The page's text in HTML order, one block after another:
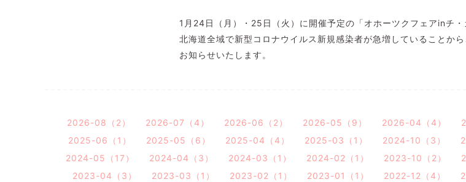
1月24日（月）・25日（火）に開催予定の「オホーツクフェアinチ・
北海道全域で新型コロナウイルス新規感染者が急増していることか
お知らせいたします。
2026-08（2） 2026-07（4） 2026-06（2） 2026-05（9） 2026-04（4）
2025-06（1）
2025-05（6） 2025-04（4） 2025-03（1） 2024-10（3）
2024-05（17）
2024-04（3） 2024-03（1） 2024-02（1） 2023-10（2）
2023-04（3）
2023-03（1） 2023-02（1） 2023-01（1） 2022-12（4）